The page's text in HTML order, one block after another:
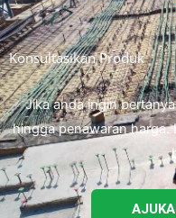
Konsultasikan Produk
Jika anda ingin
hingga penawaran harga.